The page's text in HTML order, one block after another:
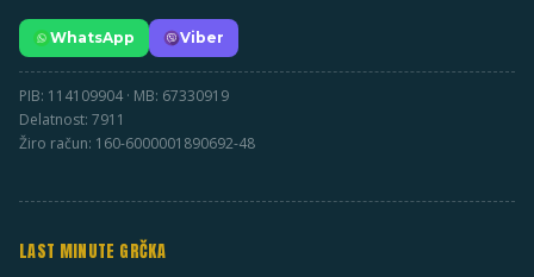
WhatsApp Viber
PIB: 114109904 · MB: 67330919
Delatnost: 7911
Žiro račun: 160-6000001890692-48
LAST MINUTE GRČKA